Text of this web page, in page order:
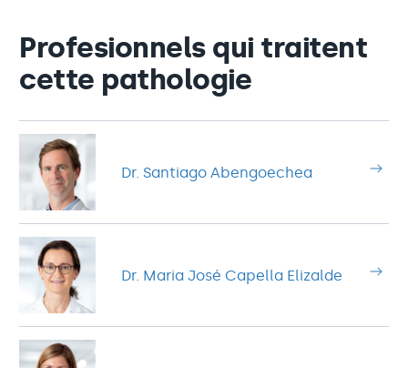
Profesionnels qui traitent
cette pathologie
Dr. Santiago Abengoechea
Dr. Maria José Capella Elizalde